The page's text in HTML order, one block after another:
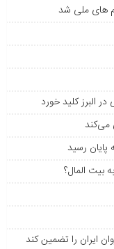
البرز کلید خورد
می‌کند
پایان رسید
بیت المال؟
ایران را تضمین کند